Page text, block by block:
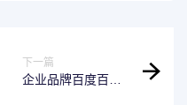
下一篇
企业品牌百度百科